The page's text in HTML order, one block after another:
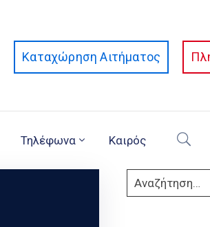
Καταχώρηση Αιτήματος
Τηλέφωνα Καιρός